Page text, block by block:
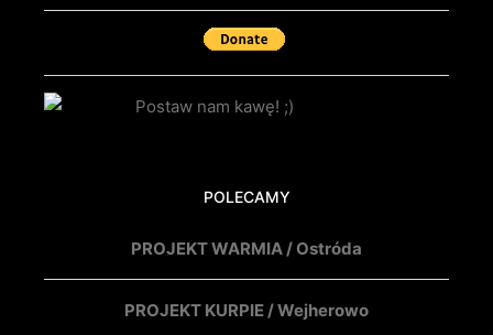
POLECAMY
PROJEKT WARMIA / Ostróda
PROJEKT KURPIE / Wejherowo